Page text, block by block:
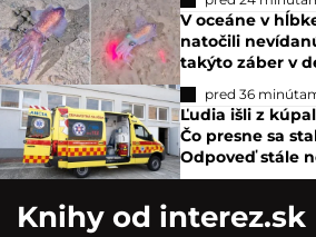
V oceáne v
natočili
takýto záber v
pred 36
Ľudia išli z
Čo presne sa
Odpoveď stále
Knihy od interez.sk